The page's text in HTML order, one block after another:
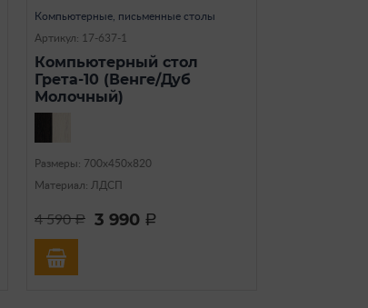
Компьютерные, письменные столы
Артикул: 17-637-1
Компьютерный стол
Грета-10 (Венге/Дуб
Молочный)
Размеры: 700х450х820
Материал: ЛДСП
4 590a 3 990 a